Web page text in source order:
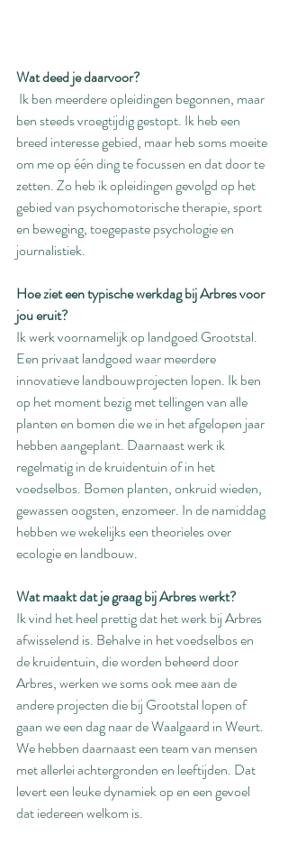
Wat deed je daarvoor?
ben steeds vroegtijdig gestopt. Ik heb een
breed interesse gebied, maar heb soms moeite
om me op één ding te focussen en dat door te
zetten. Zo heb ik opleidingen gevolgd op het
gebied van psychomotorische therapie, sport
en beweging, toegepaste psychologie en
journalistiek.
Hoe ziet een typische werkdag bij Arbres voor
jou eruit?
Ik werk voornamelijk op landgoed Grootstal.
Een privaat landgoed waar meerdere
innovatieve landbouwprojecten lopen. Ik ben
op het moment bezig met tellingen van alle
planten en bomen die we in het afgelopen jaar
hebben aangeplant. Daarnaast werk ik
regelmatig in de kruidentuin of in het
voedselbos. Bomen planten, onkruid wieden,
gewassen oogsten, enzomeer. In de namiddag
hebben we wekelijks een theorieles over
ecologie en landbouw.
Wat maakt dat je graag bij Arbres werkt?
Ik vind het heel prettig dat het werk bij Arbres
afwisselend is. Behalve in het voedselbos en
de kruidentuin, die worden beheerd door
Arbres, werken we soms ook mee aan de
andere projecten die bij Grootstal lopen of
gaan we een dag naar de Waalgaard in Weurt.
We hebben daarnaast een team van mensen
met allerlei achtergronden en leeftijden. Dat
levert een leuke dynamiek op en een gevoel
dat iedereen welkom is.